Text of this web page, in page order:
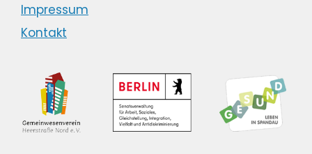
Impressum
Kontakt